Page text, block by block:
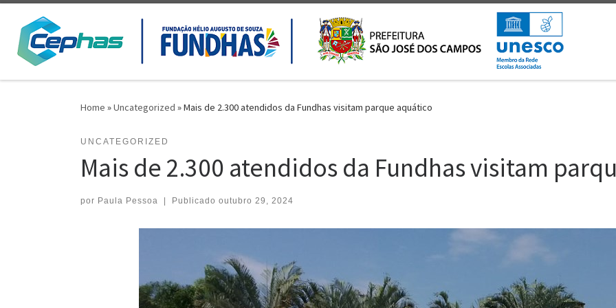
Skip to content
Home »Uncategorized »Mais de 2.300 atendidos da Fundhas visitam parque aquático
UNCATEGORIZED
Mais de 2.300 atendidos da Fundhas visitam
por Paula Pessoa Publicado outubro 29, 2024